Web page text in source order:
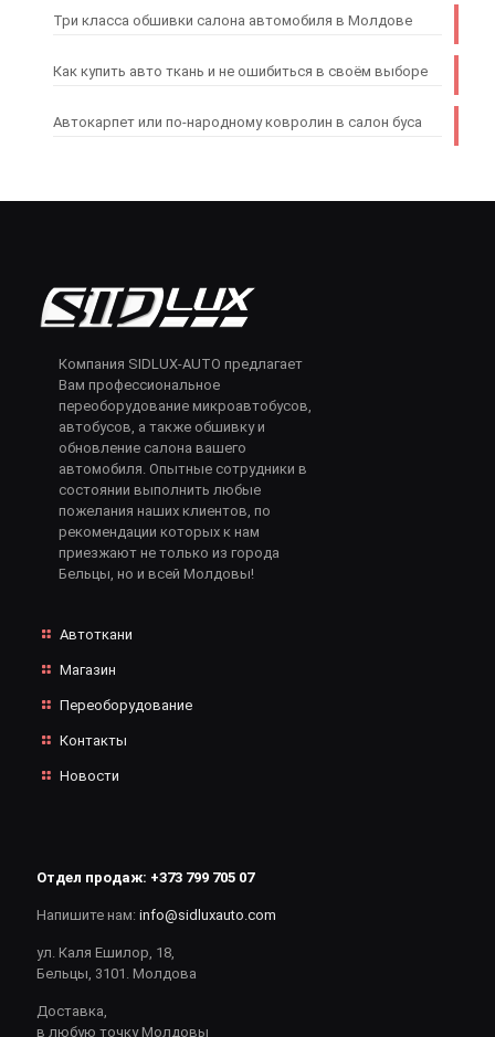
Три класса обшивки салона автомобиля в Молдове
Как купить авто ткань и не ошибиться в своём выборе
Автокарпет или по-народному ковролин в салон буса
Компания SIDLUX-AUTO предлагает
Вам профессиональное
переоборудование микроавтобусов,
автобусов, а также обшивку и
обновление салона вашего
автомобиля. Опытные сотрудники в
состоянии выполнить любые
пожелания наших клиентов, по
рекомендации которых к нам
приезжают не только из города
Бельцы, но и всей Молдовы!
Автоткани
Магазин
Переоборудование
Контакты
Новости
Отдел продаж: +373 799 705 07
Напишите нам: info@sidluxauto.com
ул. Каля Ешилор, 18,
Бельцы, 3101. Молдова
Доставка,
в любую точку Молдовы